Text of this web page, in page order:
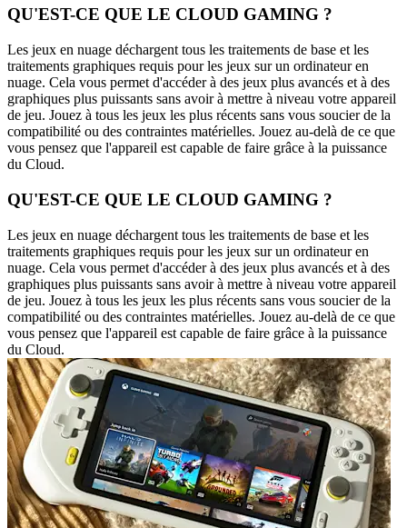
QU'EST-CE QUE LE CLOUD GAMING ?
Les jeux en nuage déchargent tous les traitements de base et les
traitements graphiques requis pour les jeux sur un ordinateur en
nuage. Cela vous permet d'accéder à des jeux plus avancés et à des
graphiques plus puissants sans avoir à mettre à niveau votre appareil
de jeu. Jouez à tous les jeux les plus récents sans vous soucier de la
compatibilité ou des contraintes matérielles. Jouez au-delà de ce que
vous pensez que l'appareil est capable de faire grâce à la puissance
du Cloud.
QU'EST-CE QUE LE CLOUD GAMING ?
Les jeux en nuage déchargent tous les traitements de base et les
traitements graphiques requis pour les jeux sur un ordinateur en
nuage. Cela vous permet d'accéder à des jeux plus avancés et à des
graphiques plus puissants sans avoir à mettre à niveau votre appareil
de jeu. Jouez à tous les jeux les plus récents sans vous soucier de la
compatibilité ou des contraintes matérielles. Jouez au-delà de ce que
vous pensez que l'appareil est capable de faire grâce à la puissance
du Cloud.